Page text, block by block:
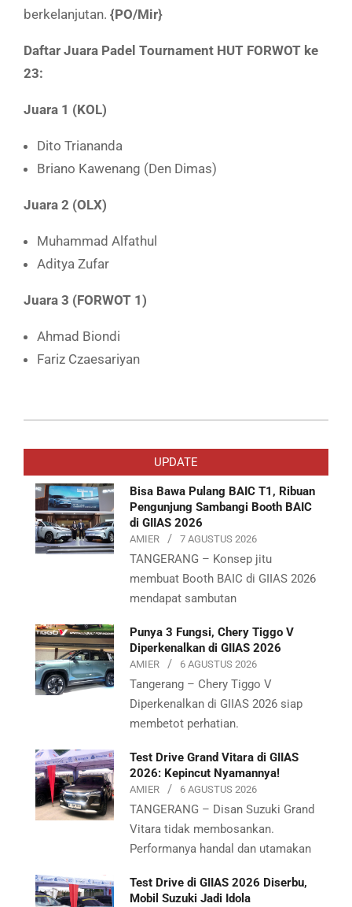
berkelanjutan. {PO/Mir}
Daftar Juara Padel Tournament HUT FORWOT ke
23:
Juara 1 (KOL)
Dito Triananda
Briano Kawenang (Den Dimas)
Juara 2 (OLX)
Muhammad Alfathul
Aditya Zufar
Juara 3 (FORWOT 1)
Ahmad Biondi
Fariz Czaesariyan
06-
UPDATE
Bisa Bawa Pulang BAIC T1, Ribuan
Pengunjung Sambangi Booth BAIC
di GIIAS 2026
AMIER 7 AGUSTUS 2026
TANGERANG – Konsep jitu
membuat Booth BAIC di GIIAS 2026
mendapat sambutan
Punya 3 Fungsi, Chery Tiggo V
Diperkenalkan di GIIAS 2026
AMIER 6 AGUSTUS 2026
Tangerang – Chery Tiggo V
Diperkenalkan di GIIAS 2026 siap
membetot perhatian.
Test Drive Grand Vitara di GIIAS
2026: Kepincut Nyamannya!
AMIER 6 AGUSTUS 2026
TANGERANG – Disan Suzuki Grand
Vitara tidak membosankan.
Performanya handal dan utamakan
Test Drive di GIIAS 2026 Diserbu,
Mobil Suzuki Jadi Idola